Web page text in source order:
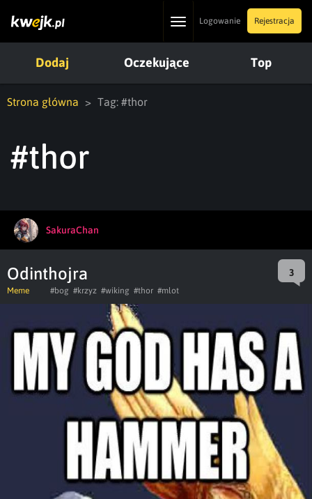
ToggleLogowanie Rejestracja
Dodaj Oczekujące Top
Strona główna Tag: #thor
#thor
SakuraChan
Odinthojra 3
Meme #bog #krzyz #wiking #thor #mlot